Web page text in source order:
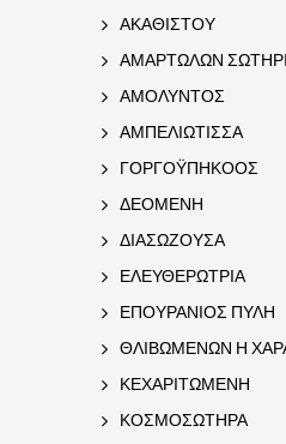
ΑΚΑΘΙΣΤΟΥ
ΑΜΑΡΤΩΛΩΝ
ΑΜΟΛΥΝΤΟΣ
ΑΜΠΕΛΙΩΤΙΣΣΑ
ΓΟΡΓΟΫΠΗΚΟΟΣ
ΔΕΟΜΕΝΗ
ΔΙΑΣΩΖΟΥΣΑ
ΕΛΕΥΘΕΡΩΤΡΙΑ
ΕΠΟΥΡΑΝΙΟΣ ΠΥΛΗ
ΘΛΙΒΩΜΕΝΩΝ Η
ΚΕΧΑΡΙΤΩΜΕΝΗ
ΚΟΣΜΟΣΩΤΗΡΑ